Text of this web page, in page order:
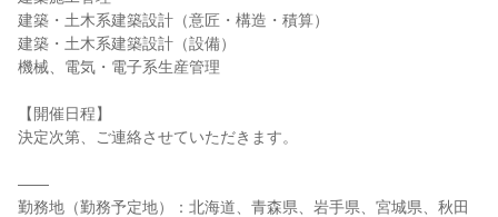
建築・土木系建築設計（意匠・構造・積算）
建築・土木系建築設計（設備）
機械、電気・電子系生産管理
【開催日程】
決定次第、ご連絡させていただきます。
――
勤務地（勤務予定地）：北海道、青森県、岩手県、宮城県、秋田